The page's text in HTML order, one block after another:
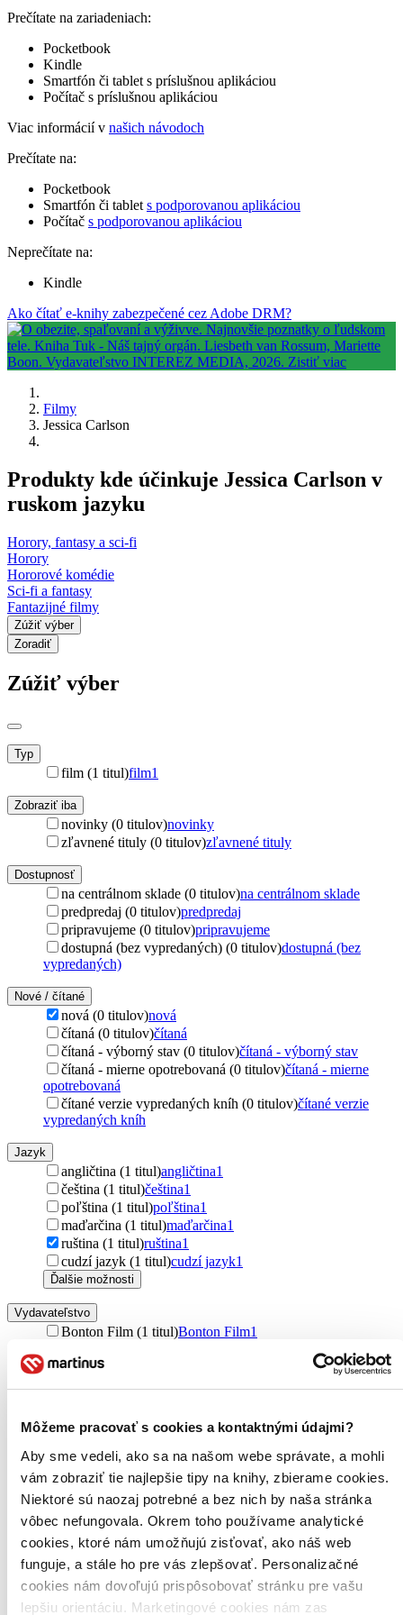
Môžeme pracovať s cookies a kontaktnými údajmi?
Aby sme vedeli, ako sa na našom webe správate, a mohli
vám zobraziť tie najlepšie tipy na knihy, zbierame cookies.
Niektoré sú naozaj potrebné a bez nich by naša stránka
vôbec nefungovala. Okrem toho používame analytické
cookies, ktoré nám umožňujú zisťovať, ako náš web
funguje, a stále ho pre vás zlepšovať. Personalizačné
cookies nám dovoľujú prispôsobovať stránku pre vašu
lepšiu orientáciu. Marketingové cookies nám zas
Prečítate na zariadeniach:
Pocketbook
Kindle
Smartfón či tablet s príslušnou aplikáciou
Počítač s príslušnou aplikáciou
Viac informácií v našich návodoch
Prečítate na:
Pocketbook
Smartfón či tablet s podporovanou aplikáciou
Počítač s podporovanou aplikáciou
Neprečítate na:
Kindle
Ako čítať e-knihy zabezpečené cez Adobe DRM?
Filmy
Jessica Carlson
Produkty kde účinkuje Jessica Carlson v
ruskom jazyku
Horory, fantasy a sci-fi
Horory
Hororové komédie
Sci-fi a fantasy
Fantazijné filmy
Zúžiť výber
Zoradiť
Zúžiť výber
Typ
film (1 titul)film1
Zobraziť iba
novinky (0 titulov)novinky
zľavnené tituly (0 titulov)zľavnené tituly
Dostupnosť
na centrálnom sklade (0 titulov)na centrálnom sklade
predpredaj (0 titulov)predpredaj
pripravujeme (0 titulov)pripravujeme
dostupná (bez vypredaných) (0 titulov)dostupná (bez
vypredaných)
Nové / čítané
nová (0 titulov)nová
čítaná (0 titulov)čítaná
čítaná - výborný stav (0 titulov)čítaná - výborný stav
čítaná - mierne opotrebovaná (0 titulov)čítaná - mierne
opotrebovaná
čítané verzie vypredaných kníh (0 titulov)čítané verzie
vypredaných kníh
Jazyk
angličtina (1 titul)angličtina1
čeština (1 titul)čeština1
poľština (1 titul)poľština1
maďarčina (1 titul)maďarčina1
ruština (1 titul)ruština1
cudzí jazyk (1 titul)cudzí jazyk1
Ďalšie možnosti
Vydavateľstvo
Bonton Film (1 titul)Bonton Film1
Zúžiť výber
Bestsellery
Top hodnotené
Novinky
Najdrahšie
Najlacnejšie
Najvyššia zľava